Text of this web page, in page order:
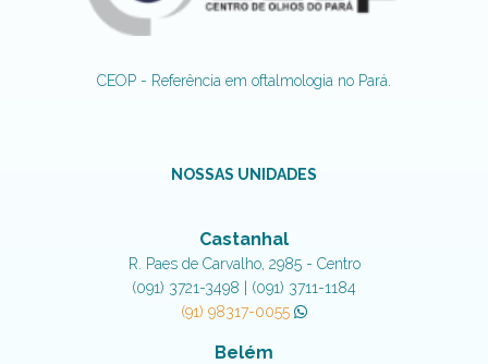
CEOP - Referência em oftalmologia no Pará.
NOSSAS UNIDADES
Castanhal
R. Paes de Carvalho, 2985 - Centro
(091) 3721-3498 | (091) 3711-1184
(91) 98317-0055
Belém